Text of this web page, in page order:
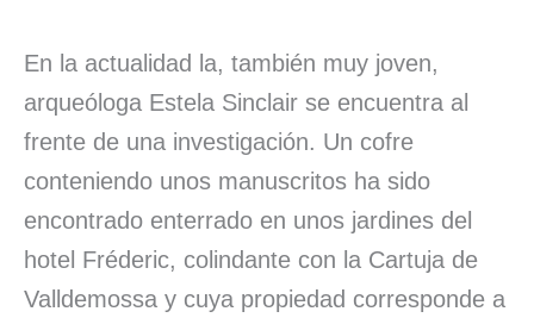
En la actualidad la, también muy joven,
arqueóloga Estela Sinclair se encuentra al
frente de una investigación. Un cofre
conteniendo unos manuscritos ha sido
encontrado enterrado en unos jardines del
hotel Fréderic, colindante con la Cartuja de
Valldemossa y cuya propiedad corresponde a